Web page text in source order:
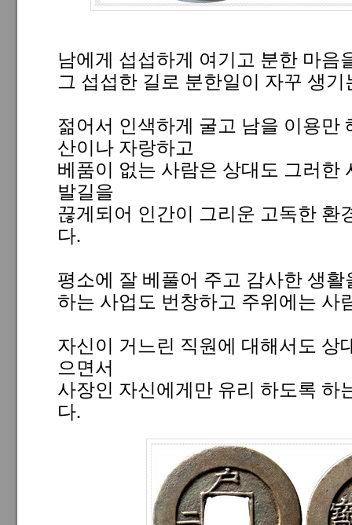
남에게 섭섭하게 여기고 분한 마음
그 섭섭한 길로 분한일이 자꾸 생기
젊어서 인색하게 굴고 남을 이용만
산이나 자랑하고
베품이 없는 사람은 상대도 그러한
발길을
끊게되어 인간이 그리운 고독한 환
다.
평소에 잘 베풀어 주고 감사한 생활
하는 사업도 번창하고 주위에는 사
자신이 거느린 직원에 대해서도 상
으면서
사장인 자신에게만 유리 하도록 하
다.